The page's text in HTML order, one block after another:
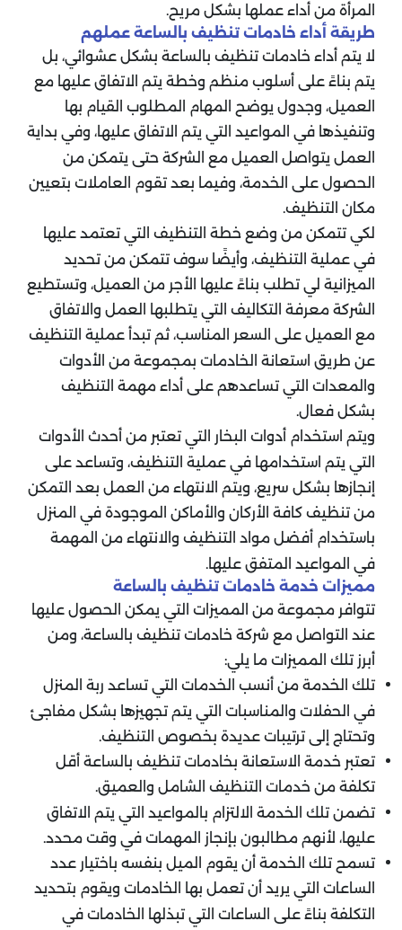
المرأة من أداء عملها بشكل مريح.
طريقة أداء خادمات تنظيف بالساعة عملهم
لا يتم أداء خادمات تنظيف بالساعة بشكل عشوائي، بل
يتم بناءً على أسلوب منظم وخطة يتم الاتفاق عليها مع
العميل، وجدول يوضح المهام المطلوب القيام بها
وتنفيذها في المواعيد التي يتم الاتفاق عليها، وفي بداية
العمل يتواصل العميل مع الشركة حتى يتمكن من
الحصول على الخدمة، وفيما بعد تقوم العاملات بتعيين
مكان التنظيف.
لكي تتمكن من وضع خطة التنظيف التي تعتمد عليها
في عملية التنظيف، وأيضًا سوف تتمكن من تحديد
الميزانية لي تطلب بناءً عليها الأجر من العميل، وتستطيع
الشركة معرفة التكاليف التي يتطلبها العمل والاتفاق
مع العميل على السعر المناسب، ثم تبدأ عملية التنظيف
عن طريق استعانة الخادمات بمجموعة من الأدوات
والمعدات التي تساعدهم على أداء مهمة التنظيف
بشكل فعال.
ويتم استخدام أدوات البخار التي تعتبر من أحدث الأدوات
التي يتم استخدامها في عملية التنظيف، وتساعد على
إنجازها بشكل سريع، ويتم الانتهاء من العمل بعد التمكن
من تنظيف كافة الأركان والأماكن الموجودة في المنزل
باستخدام أفضل مواد التنظيف والانتهاء من المهمة
في المواعيد المتفق عليها.
مميزات خدمة خادمات تنظيف بالساعة
تتوافر مجموعة من المميزات التي يمكن الحصول عليها
عند التواصل مع شركة خادمات تنظيف بالساعة، ومن
أبرز تلك المميزات ما يلي:
تلك الخدمة من أنسب الخدمات التي تساعد ربة المنزل
في الحفلات والمناسبات التي يتم تجهيزها بشكل مفاجئ
وتحتاج إلى ترتيبات عديدة بخصوص التنظيف.
تعتبر خدمة الاستعانة بخادمات تنظيف بالساعة أقل
تكلفة من خدمات التنظيف الشامل والعميق.
تضمن تلك الخدمة الالتزام بالمواعيد التي يتم الاتفاق
عليها، لأنهم مطالبون بإنجاز المهمات في وقت محدد.
تسمح تلك الخدمة أن يقوم الميل بنفسه باختيار عدد
الساعات التي يريد أن تعمل بها الخادمات ويقوم بتحديد
التكلفة بناءً على الساعات التي تبذلها الخادمات في